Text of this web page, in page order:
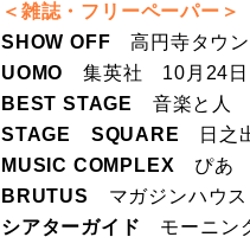
＜雑誌・フリーペーパー＞
SHOW OFF 高円寺タウ
UOMO 集英社 10月24日
BEST STAGE
音楽と人
STAGE SQUARE 日之
MUSIC COMPLEX ぴあ
BRUTUS
マガジンハウ
シアターガイド モーニン